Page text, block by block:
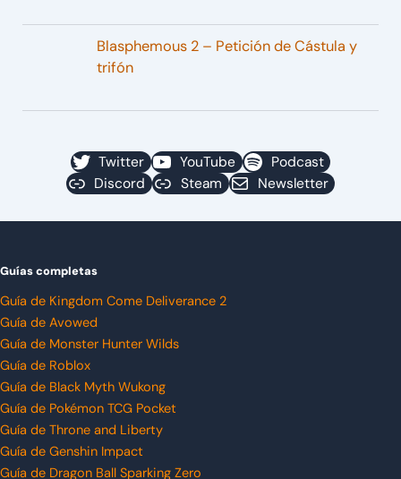
Blasphemous 2 – Petición de Cástula y
trifón
Twitter YouTube
Podcast
Discord
Steam Newsletter
Guías completas
Guía de Kingdom Come Deliverance 2
Guía de Avowed
Guía de Monster Hunter Wilds
Guía de Roblox
Guía de Black Myth Wukong
Guía de Pokémon TCG Pocket
Guía de Throne and Liberty
Guía de Genshin Impact
Guía de Dragon Ball Sparking Zero